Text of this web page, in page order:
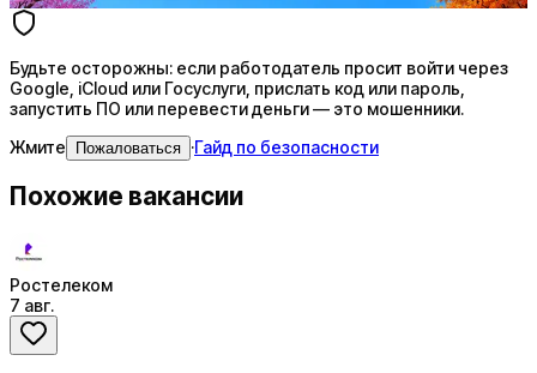
Будьте осторожны: если работодатель просит войти через
Google, iCloud или Госуслуги, прислать код или пароль,
запустить ПО или перевести деньги — это мошенники.
Жмите
Пожаловаться ·Гайд по безопасности
Похожие вакансии
Ростелеком
7 авг.